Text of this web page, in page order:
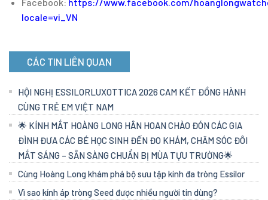
locale=vi_VN
CÁC TIN LIÊN QUAN
HỘI NGHỊ ESSILORLUXOTTICA 2026 CAM KẾT ĐỒNG HÀNH
CÙNG TRẺ EM VIỆT NAM
🌟 KÍNH MẮT HOÀNG LONG HÂN HOAN CHÀO ĐÓN CÁC GIA
ĐÌNH ĐƯA CÁC BÉ HỌC SINH ĐẾN ĐO KHÁM, CHĂM SÓC ĐÔI
MẮT SÁNG – SẴN SÀNG CHUẨN BỊ MÙA TỰU TRƯỜNG🌟
Cùng Hoàng Long khám phá bộ sưu tập kính đa tròng Essilor
Vì sao kính áp tròng Seed được nhiều người tin dùng?